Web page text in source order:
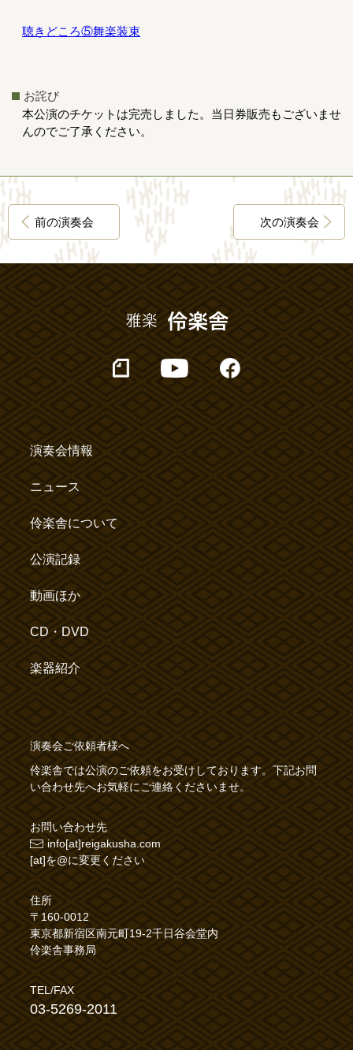
聴きどころ⑤舞楽装束
お詫び
本公演のチケットは完売しました。当日券販売もございませ
んのでご了承ください。
前の演奏会 次の演奏会
演奏会情報
ニュース
伶楽舎について
公演記録
動画ほか
CD・DVD
楽器紹介
演奏会ご依頼者様へ
伶楽舎では公演のご依頼をお受けしております。下記お問
い合わせ先へお気軽にご連絡くださいませ。
お問い合わせ先
info[at]reigakusha.com
[at]を@に変更ください
住所
〒160-0012
東京都新宿区南元町19-2千日谷会堂内
伶楽舎事務局
TEL/FAX
03-5269-2011